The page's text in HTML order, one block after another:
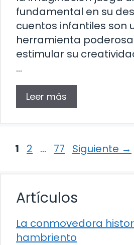
fundamental en su
cuentos infantiles son
herramienta
estimular su
…
Leer más
Página
1 Página
2 … Página
77 Siguiente →
Artículos
La conmovedora
hambriento